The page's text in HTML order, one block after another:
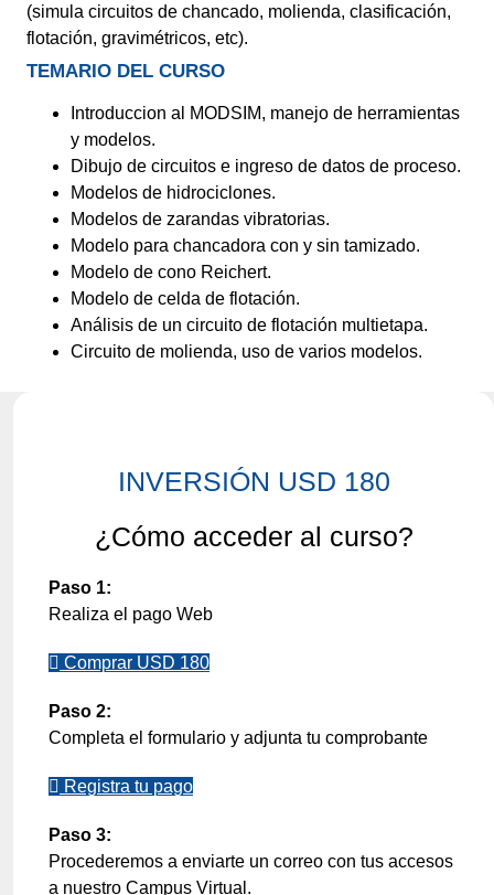
(simula circuitos de chancado, molienda, clasificación,
flotación, gravimétricos, etc).
TEMARIO DEL CURSO
Introduccion al MODSIM, manejo de herramientas
y modelos.
Dibujo de circuitos e ingreso de datos de proceso.
Modelos de hidrociclones.
Modelos de zarandas vibratorias.
Modelo para chancadora con y sin tamizado.
Modelo de cono Reichert.
Modelo de celda de flotación.
Análisis de un circuito de flotación multietapa.
Circuito de molienda, uso de varios modelos.
INVERSIÓN USD 180
¿Cómo acceder al curso?
Paso 1:
Realiza el pago Web
Comprar USD 180
Paso 2:
Completa el formulario y adjunta tu comprobante
Registra tu pago
Paso 3:
Procederemos a enviarte un correo con tus accesos
a nuestro Campus Virtual.